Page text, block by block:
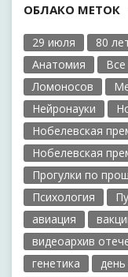
ОБЛАКО МЕТОК
29 июля 80
Анатомия
Ломоносов
Нейронауки
Нобелевская
Нобелевская
Прогулки по
Психология
авиация
видеоархив
генетика